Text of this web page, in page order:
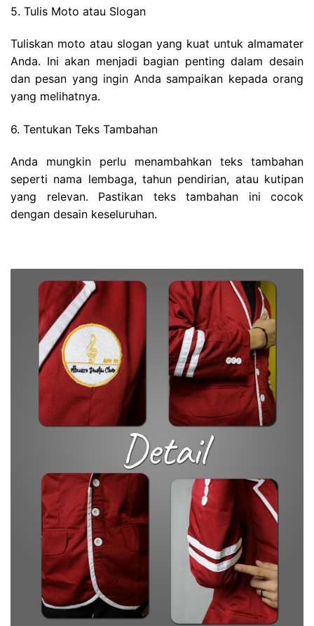
5. Tulis Moto atau Slogan
Tuliskan moto atau slogan yang kuat untuk almamater
Anda. Ini akan menjadi bagian penting dalam desain
dan pesan yang ingin Anda sampaikan kepada orang
yang melihatnya.
6. Tentukan Teks Tambahan
Anda mungkin perlu menambahkan teks tambahan
seperti nama lembaga, tahun pendirian, atau kutipan
yang relevan. Pastikan teks tambahan ini cocok
dengan desain keseluruhan.